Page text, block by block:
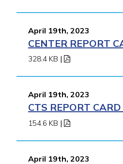
April 19th, 2023
CENTER REPORT
328.4 KB |
April 19th, 2023
CTS REPORT
154.6 KB |
April 19th, 2023